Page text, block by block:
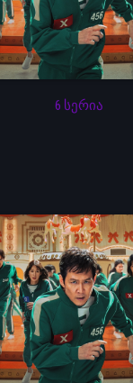
6 სერია